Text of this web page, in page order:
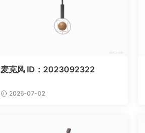
麦克风 ID：2023092322
2026-07-02